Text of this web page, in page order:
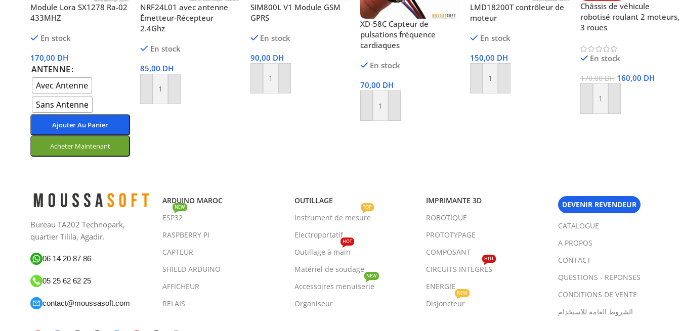
Module Lora SX1278 Ra-02
433MHZ
En stock
170,00 DH
ANTENNE
Avec Antenne
Sans Antenne
Ajouter Au Panier
Acheter Maintenant
NRF24L01 avec antenne
Émetteur-Récepteur
2.4Ghz
En stock
85,00 DH
Ajouter Au Panier
SIM800L V1 Module GSM
GPRS
En stock
90,00 DH
Ajouter Au Panier
XD-58C Capteur de
pulsations fréquence
cardiaques
En stock
70,00 DH
Ajouter Au Panier
LMD18200T contrôleur de
moteur
En stock
150,00 DH
Ajouter Au Panier
Châssis de véhicule
robotisé roulant 2 moteurs,
3 roues
En stock
170,00DH 160,00 DH
Ajouter Au Panier
Bureau TA202 Technopark,
quartier Tilila, Agadir.
06 14 20 87 86
05 25 62 62 25
contact@moussasoft.com
ARDUINO MAROC
ESP32
NEW
RASPBERRY PI
CAPTEUR
SHIELD ARDUINO
AFFICHEUR
RELAIS
OUTILLAGE
Instrument de mesure
TOP
Electroportatif
Outillage à main
HOT
Matériel de soudage
Accessoires menuiserie
NEW
Organiseur
IMPRIMANTE 3D
ROBOTIQUE
PROTOTYPAGE
COMPOSANT
CIRCUITS INTEGRES
HOT
ENERGIE
Disjoncteur
NEW
DEVENIR REVENDEUR
CATALOGUE
A PROPOS
CONTACT
QUESTIONS - REPONSES
CONDITIONS DE VENTE
الشروط العامة للاستخدام